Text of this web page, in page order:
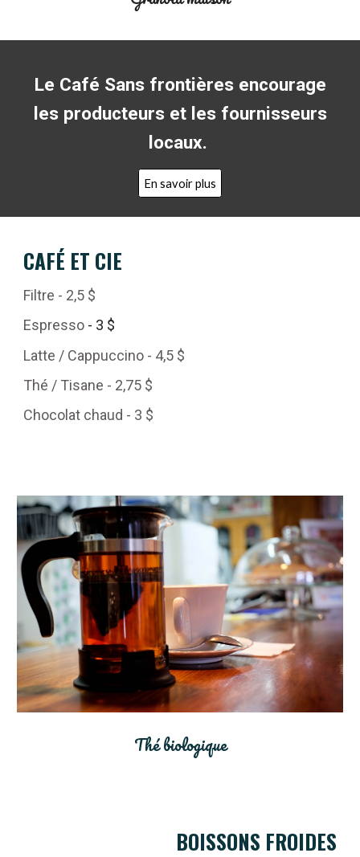
Le Café Sans frontières encourage
les producteurs et les fournisseurs
locaux.
En savoir plus
CAFÉ ET CIE
Filtre - 2,5 $
Espresso - 3 $
Latte / Cappuccino - 4,5 $
Thé / Tisane - 2,75 $
Chocolat chaud - 3 $
Thé biologique
BOISSONS FROIDES